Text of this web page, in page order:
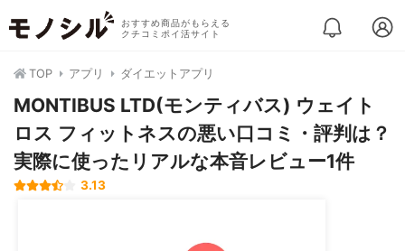
おすすめ商品がもらえる
クチコミポイ活サイト
TOP アプリ ダイエットアプリ
MONTIBUS LTD(モンティバス) ウェイト
ロス フィットネスの悪い口コミ・評判は？
実際に使ったリアルな本音レビュー1件
3.13